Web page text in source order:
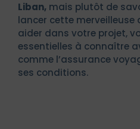
Liban, mais plutôt de
lancer cette merveilleuse
aider dans votre projet,
essentielles à connaître
comme l’assurance
ses conditions.